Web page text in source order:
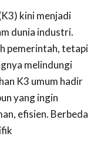
kini menjadi
dunia industri.
pemerintah, tetapi
melindungi
K3 umum hadir
yang ingin
efisien. Berbeda